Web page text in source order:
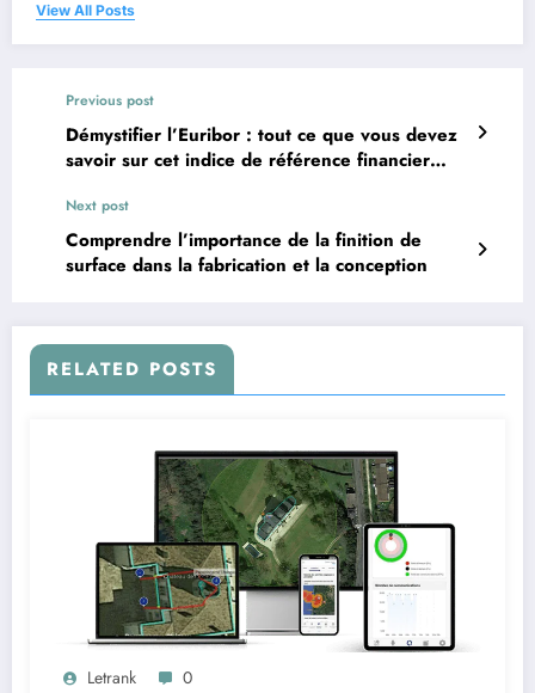
View All Posts
Previous post
Démystifier l’Euribor : tout ce que vous devez
savoir sur cet indice de référence financier
Next post
Comprendre l’importance de la finition de
surface dans la fabrication et la conception
RELATED POSTS
Letrank 0